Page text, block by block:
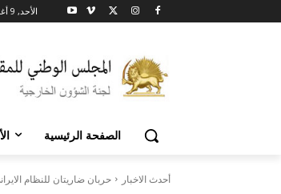
الأحد, 9 أغسطس 2026
الصفحة الرئيسية
أحدث الاخبار حربان ضاريتان للنظام